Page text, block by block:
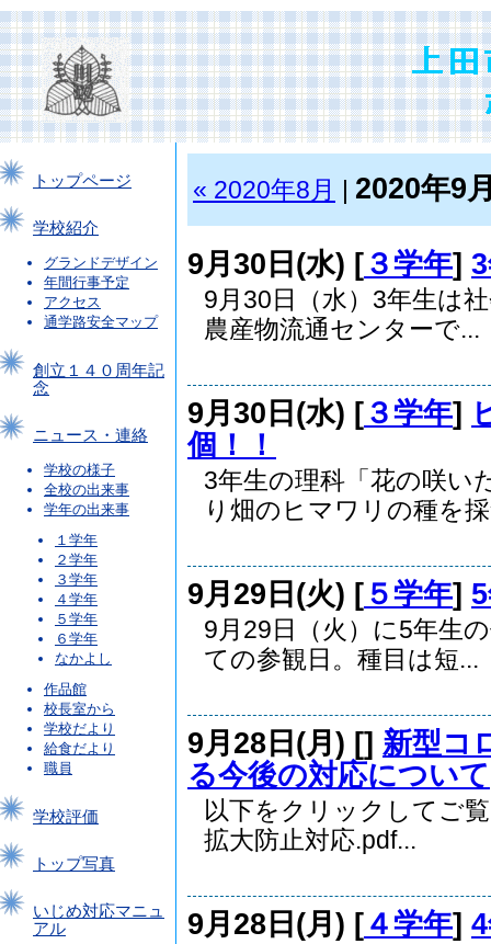
トップページ
学校紹介
グランドデザイン
年間行事予定
アクセス
通学路安全マップ
創立１４０周年記
念
ニュース・連絡
学校の様子
全校の出来事
学年の出来事
１学年
２学年
３学年
４学年
５学年
６学年
なかよし
作品館
校長室から
学校だより
給食だより
職員
学校評価
トップ写真
いじめ対応マニュ
アル
« 2020年8月 2020年9
9月30日(水) [３学年]
9月30日（水）3年生は
農産物流通センターで...
9月30日(水) [３学年]
個！！
3年生の理科「花の咲い
り畑のヒマワリの種を
9月29日(火) [５学年]
9月29日（火）に5年生
ての参観日。種目は短...
9月28日(月) [] 新型コ
る今後の対応について
以下をクリックしてご
拡大防止対応.pdf...
9月28日(月) [４学年]